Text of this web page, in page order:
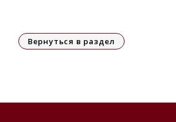
Вернуться в раздел